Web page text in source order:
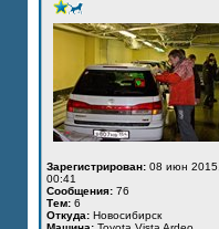
Зарегистрирован: 08 июн 2015,
00:41
Сообщения: 76
Тем: 6
Откуда: Новосибирск